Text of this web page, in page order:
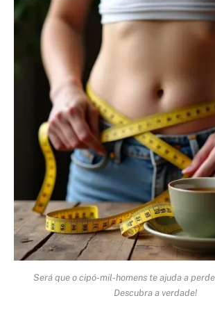
Será que o cipó-mil-homens te ajuda a
Descubra a verdade!